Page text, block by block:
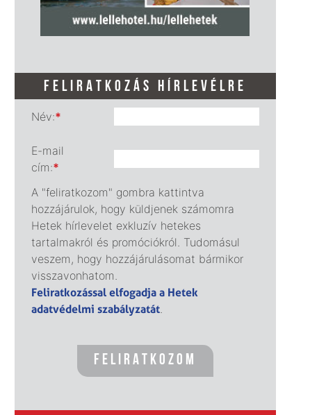
FELIRATKOZÁS HÍRLEVÉLRE
Név:*
E-mail
cím:*
A "feliratkozom" gombra kattintva
hozzájárulok, hogy küldjenek számomra
Hetek hírlevelet exkluzív hetekes
tartalmakról és promóciókról. Tudomásul
veszem, hogy hozzájárulásomat bármikor
visszavonhatom.
Feliratkozással elfogadja a Hetek
adatvédelmi szabályzatát